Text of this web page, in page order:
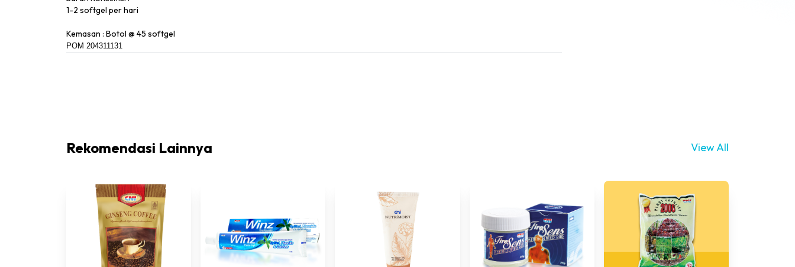
1-2 softgel per hari
Kemasan : Botol @ 45 softgel
POM 204311131
Rekomendasi Lainnya View All